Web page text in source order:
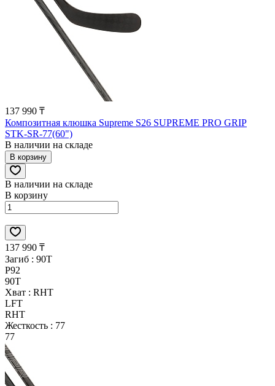
137 990 ₸
Композитная клюшка Supreme S26 SUPREME PRO GRIP
STK-SR-77(60")
В наличии на складе
В корзину
В наличии на складе
В корзину
137 990 ₸
Загиб : 90T
P92
90T
Хват : RHT
LFT
RHT
Жесткость : 77
77